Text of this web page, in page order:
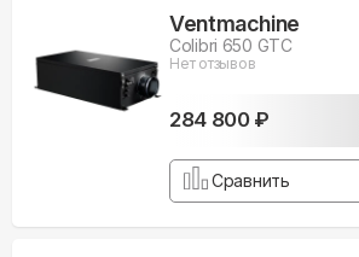
Ventmachine
Colibri 650 GTC
Нет отзывов
284 800 ₽
Сравнить